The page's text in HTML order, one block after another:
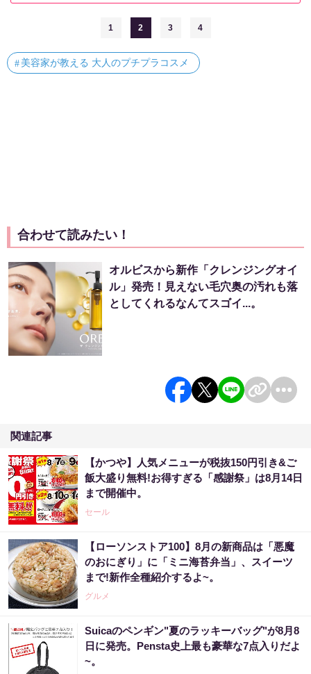
1 2 3 4
美容家が教える 大人のプチプラコスメ
合わせて読みたい！
オルビスから新作「クレンジングオイ
ル」発売！見えない毛穴奥の汚れも落
としてくれるなんてスゴイ...。
関連記事
【かつや】人気メニューが税抜150円引き&ご
飯大盛り無料!お得すぎる「感謝祭」は8月14日
まで開催中。
セール
【ローソンストア100】8月の新商品は「悪魔
のおにぎり」に「ミニ海苔弁当」、スイーツ
まで!新作全種紹介するよ~。
グルメ
Suicaのペンギン"夏のラッキーバッグ"が8月8
日に発売。Pensta史上最も豪華な7点入りだよ
~。